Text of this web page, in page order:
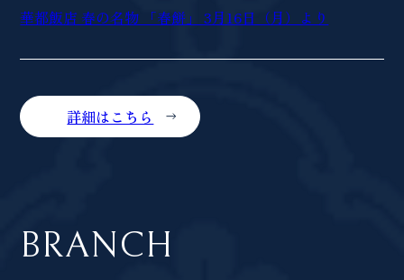
華都飯店 春の名物 「春餅」 3月16日（月）より
詳細はこちら
BRANCH